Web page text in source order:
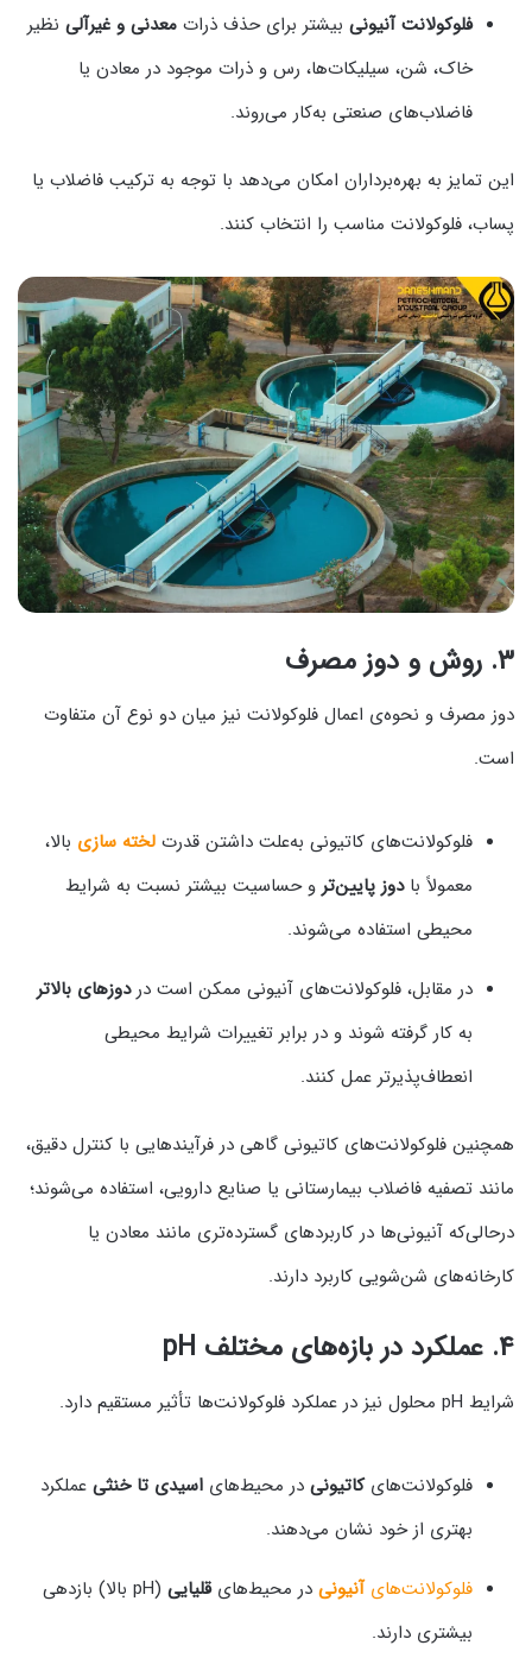
فلوکولانت آنیونی بیشتر برای حذف ذرات معدنی و غیرآلی نظیر
خاک، شن، سیلیکات‌ها، رس و ذرات موجود در معادن یا
فاضلاب‌های صنعتی به‌کار می‌روند.
این تمایز به بهره‌برداران امکان می‌دهد با توجه به ترکیب فاضلاب یا
پساب، فلوکولانت مناسب را انتخاب کنند.
۳. روش و دوز مصرف
دوز مصرف و نحوه‌ی اعمال فلوکولانت نیز میان دو نوع آن متفاوت
است.
فلوکولانت‌های کاتیونی به‌علت داشتن قدرت لخته‌ سازی بالا،
معمولاً بادوز پایین‌تر و حساسیت بیشتر نسبت به شرایط
محیطی استفاده می‌شوند.
در مقابل، فلوکولانت‌های آنیونی ممکن است دردوزهای بالاتر
به کار گرفته شوند و در برابر تغییرات شرایط محیطی
انعطاف‌پذیرتر عمل کنند.
همچنین فلوکولانت‌های کاتیونی گاهی در فرآیندهایی با کنترل دقیق،
مانند تصفیه فاضلاب بیمارستانی یا صنایع دارویی، استفاده می‌شوند؛
درحالی‌که آنیونی‌ها در کاربردهای گسترده‌تری مانند معادن یا
کارخانه‌های شن‌شویی کاربرد دارند.
۴. عملکرد در بازه‌های مختلف pH
شرایط pH محلول نیز در عملکرد فلوکولانت‌ها تأثیر مستقیم دارد.
فلوکولانت‌هایکاتیونی در محیط‌های اسیدی تا خنثی عملکرد
بهتری از خود نشان می‌دهند.
فلوکولانت‌هایآنیونی در محیط‌هایقلیایی
(pH بالا) بازدهی
بیشتری دارند.